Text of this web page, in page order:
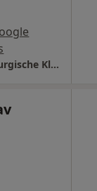
Universitätsklinikum Bochum Neurochirurgische Klinik